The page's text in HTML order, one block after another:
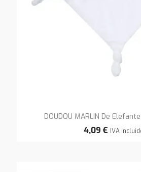
DOUDOU MARLIN De
4,09 € IVA